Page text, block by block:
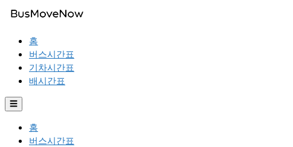
홈
버스시간표
기차시간표
배시간표
☰
홈
버스시간표